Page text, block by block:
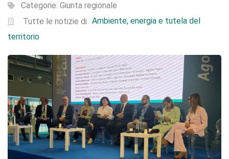
Categorie: Giunta regionale
Tutte le notizie di Ambiente, energia e tutela del
territorio